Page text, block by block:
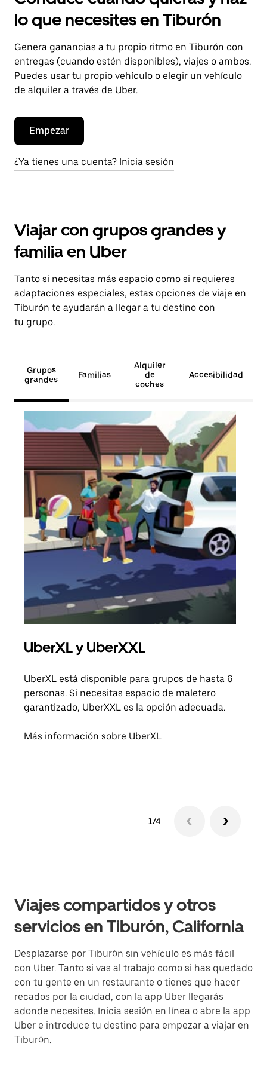
lo que necesites en Tiburón
Genera ganancias a tu propio ritmo en Tiburón con
entregas (cuando estén disponibles), viajes o ambos.
Puedes usar tu propio vehículo o elegir un vehículo
de alquiler a través de Uber.
Empezar
¿Ya tienes una cuenta? Inicia sesión
Viajar con grupos grandes y
familia en Uber
Tanto si necesitas más espacio como si requieres
adaptaciones especiales, estas opciones de viaje en
Tiburón te ayudarán a llegar a tu destino con
tu grupo.
Grupos
grandes
Familias
Alquiler
de
coches
Accesibilidad
UberXL y UberXXL
UberXL está disponible para grupos de hasta 6
personas. Si necesitas espacio de maletero
garantizado, UberXXL es la opción adecuada.
Más información sobre UberXL
1/4
Viajes compartidos y otros
servicios en Tiburón, California
Desplazarse por Tiburón sin vehículo es más fácil
con Uber. Tanto si vas al trabajo como si has quedado
con tu gente en un restaurante o tienes que hacer
recados por la ciudad, con la app Uber llegarás
adonde necesites. Inicia sesión en línea o abre la app
Uber e introduce tu destino para empezar a viajar en
Tiburón.